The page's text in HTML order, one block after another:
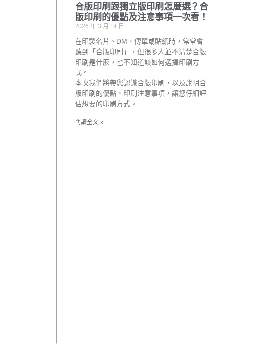
合版印刷跟獨立版印刷怎麼選？合
版印刷的優點及注意事項一次看！
2026 年 3 月 14 日
在印製名片、DM、傳單或貼紙時，常常會
聽到「合版印刷」，但很多人並不清楚合版
印刷是什麼，也不知道該如何選擇印刷方
式。
本次我們將帶您認識合版印刷，以及說明合
版印刷的優點、印刷注意事項，讓您仔細評
估想要的印刷方式。
閱讀全文 »